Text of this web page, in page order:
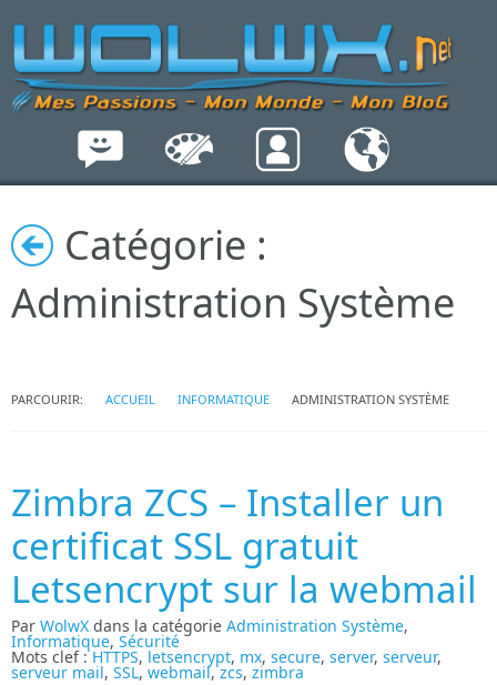
Catégorie :
Administration Système
PARCOURIR: ACCUEIL INFORMATIQUE ADMINISTRATION SYSTÈME
Zimbra ZCS – Installer un
certificat SSL gratuit
Letsencrypt sur la webmail
Par WolwX dans la catégorie Administration Système,
Informatique, Sécurité
Mots clef :HTTPS, letsencrypt, mx, secure, server, serveur,
serveur mail, SSL, webmail,zcs, zimbra